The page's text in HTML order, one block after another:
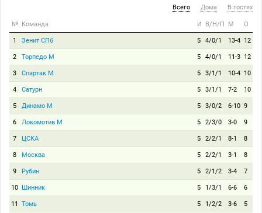
Всего Дома В гостях
№ Команда И В/Н/П М О
1 Зенит СПб 5 4/0/1 13-4 12
2 Торпедо М 5 4/0/1 11-3 12
3 Спартак М 5 3/1/1 10-4 10
4 Сатурн 5 3/1/1 7-2 10
5 Динамо М 5 3/0/2 6-10 9
6 Локомотив М 5 2/3/0 3-0 9
7 ЦСКА 5 2/2/1 8-1 8
8 Москва 5 2/2/1 3-1 8
9 Рубин 5 2/1/2 3-4 7
10 Шинник 5 1/3/1 6-6 6
11 Томь 5 1/2/2 3-6 5